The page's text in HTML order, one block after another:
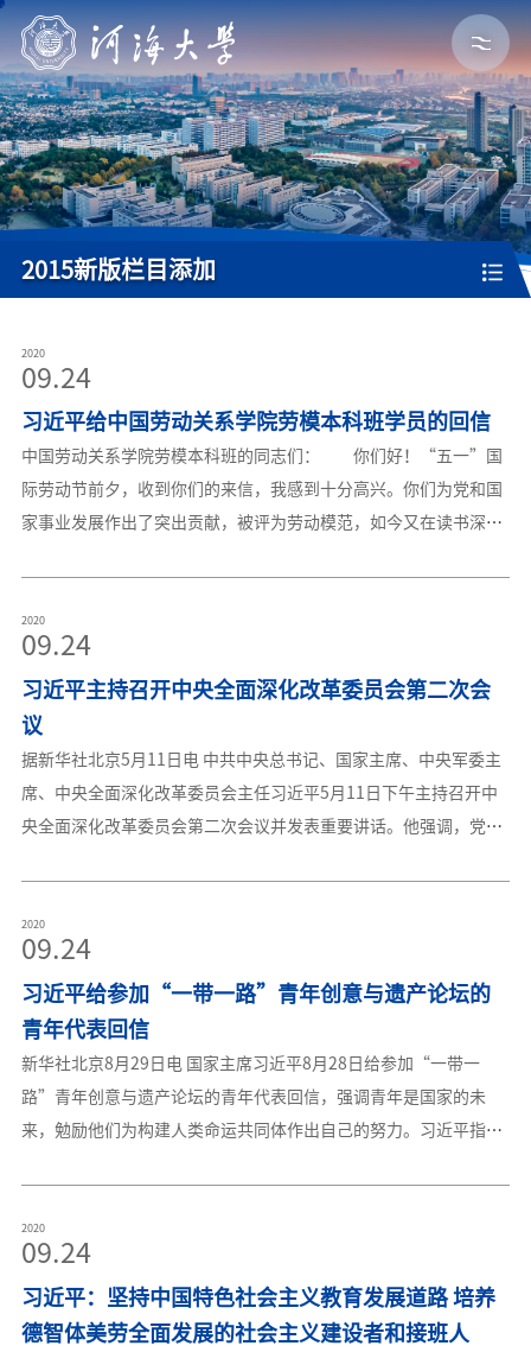
2015新版栏目添加
2020
09.24
习近平给中国劳动关系学院劳模本科班学员的回信
中国劳动关系学院劳模本科班的同志们： 你们好！“五一”国
际劳动节前夕，收到你们的来信，我感到十分高兴。你们为党和国
家事业发展作出了突出贡献，被评为劳动模范，如今又在读书深
你们珍惜荣誉、努力学习，在各自岗位上继续拼搏、再创佳绩，用
你们的干劲、闯劲、钻劲鼓舞更多的人，激励广大劳动群众争做新
时代的奋斗者。 我一直强调，劳动最光荣、劳动最崇高、劳动
最伟大、劳动最美丽。全社会都应该尊敬劳动模范、弘扬劳模精
神，让诚实劳动、勤勉工作蔚然成风。 值此“五一”国际劳动
节之际，我向你们、向全国所有劳动模范、向全国广大劳动者，致
以节日的问候。习近平2018年4月30日来源：新华网
2020
09.24
习近平主持召开中央全面深化改革委员会第二次会
议
据新华社北京5月11日电 中共中央总书记、国家主席、中央军委主
席、中央全面深化改革委员会主任习近平5月11日下午主持召开中
央全面深化改革委员会第二次会议并发表重要讲话。他强调，党的
使中央和地方机构改革在工作部署、组织实施上有机衔接、有序推
进，确保深化党和国家机构改革取得全面胜利。中央全面深化改革
委员会副主任王沪宁、韩正出席会议。会议审议通过了《关于地方
机构改革有关问题的指导意见》《关于加强国有企业资产负债约束
的指导意见》《推进中央党政机关和事业单位经营性国有资产集中
统一监管试点实施意见》《高等学校所属企业体制改革的指导意
见》《企业职工基本养老保险基金中央调剂制度方案》《中央企业
指导意见》和《关于党的十八大以来有关改革任务分工调整的请
示》《党的十九大报告重要改革举措实施规划（2018—2022
年）》。会议指出，高等学校所属企业体制改革，要坚持国有资产
管理体制改
2020
09.24
习近平给参加“一带一路”青年创意与遗产论坛的
青年代表回信
新华社北京8月29日电 国家主席习近平8月28日给参加“一带一
路”青年创意与遗产论坛的青年代表回信，强调青年是国家的未
来，勉励他们为构建人类命运共同体作出自己的努力。习近平指
硕成果。这些成果的取得离不开各国青年积极响应和热情参与。习
近平强调，共建“一带一路”为中非合作注入了强劲动力。今年9
月，2018年中非合作论坛北京峰会即将召开。我将同非方领导人共
商新形势下中非友好合作发展大计。青年是国家的未来，中非青年
2020
09.24
习近平：坚持中国特色社会主义教育发展道路 培养
德智体美劳全面发展的社会主义建设者和接班人